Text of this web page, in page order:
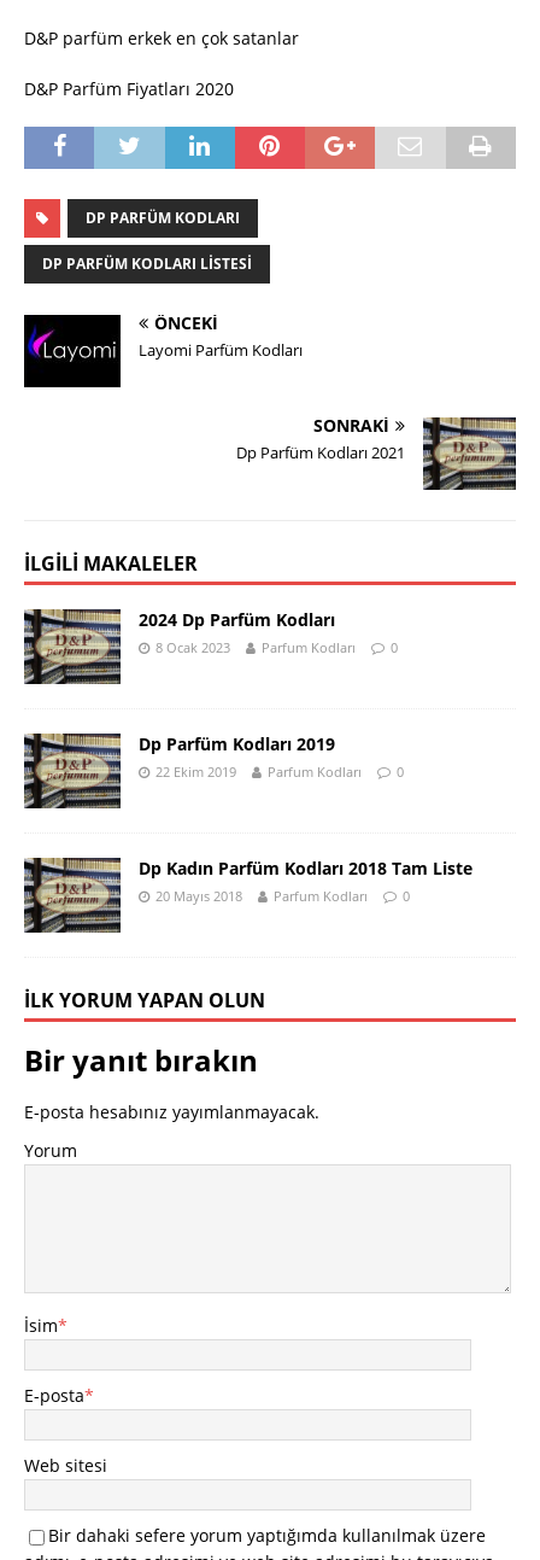
D&P parfüm erkek en çok satanlar
D&P Parfüm Fiyatları 2020
DP PARFÜM KODLARI
DP PARFÜM KODLARI LISTESI
ÖNCEKI
Layomi Parfüm Kodları
SONRAKI
Dp Parfüm Kodları 2021
İLGILI MAKALELER
2024 Dp Parfüm Kodları
8 Ocak 2023 Parfum Kodları 0
Dp Parfüm Kodları 2019
22 Ekim 2019 Parfum Kodları 0
Dp Kadın Parfüm Kodları 2018 Tam Liste
20 Mayıs 2018 Parfum Kodları 0
İLK YORUM YAPAN OLUN
Bir yanıt bırakın
E-posta hesabınız yayımlanmayacak.
Yorum
İsim*
E-posta*
Web sitesi
Bir dahaki sefere yorum yaptığımda kullanılmak üzere